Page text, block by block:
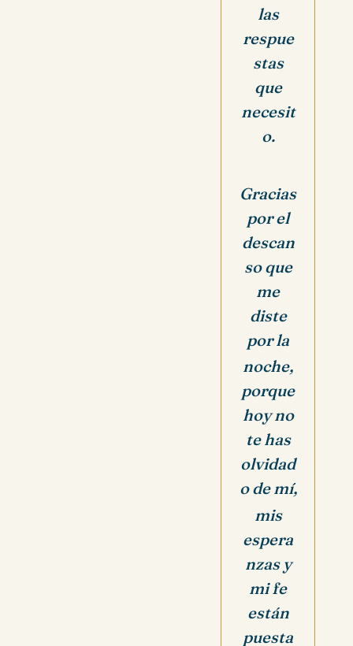
las
respue
stas
que
necesit
o.
Gracias
por el
descan
so que
me
diste
por la
noche,
porque
hoy no
te has
olvidad
o de mí,
mis
espera
nzas y
mi fe
están
puesta